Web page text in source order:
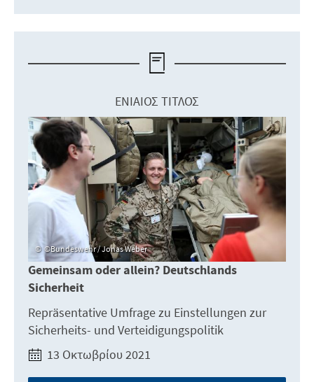
ΕΝΙΑΊΟΣ ΤΊΤΛΟΣ
©Bundeswehr / Jonas Weber
Gemeinsam oder allein? Deutschlands
Sicherheit
Repräsentative Umfrage zu Einstellungen zur
Sicherheits- und Verteidigungspolitik
13 Οκτωβρίου 2021